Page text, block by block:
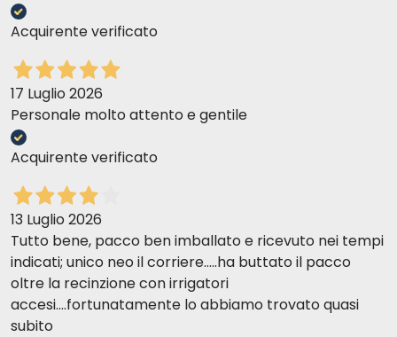
Acquirente verificato
17 Luglio 2026
Personale molto attento e gentile
Acquirente verificato
13 Luglio 2026
Tutto bene, pacco ben imballato e ricevuto nei tempi
indicati; unico neo il corriere.....ha buttato il pacco
oltre la recinzione con irrigatori
accesi....fortunatamente lo abbiamo trovato quasi
subito